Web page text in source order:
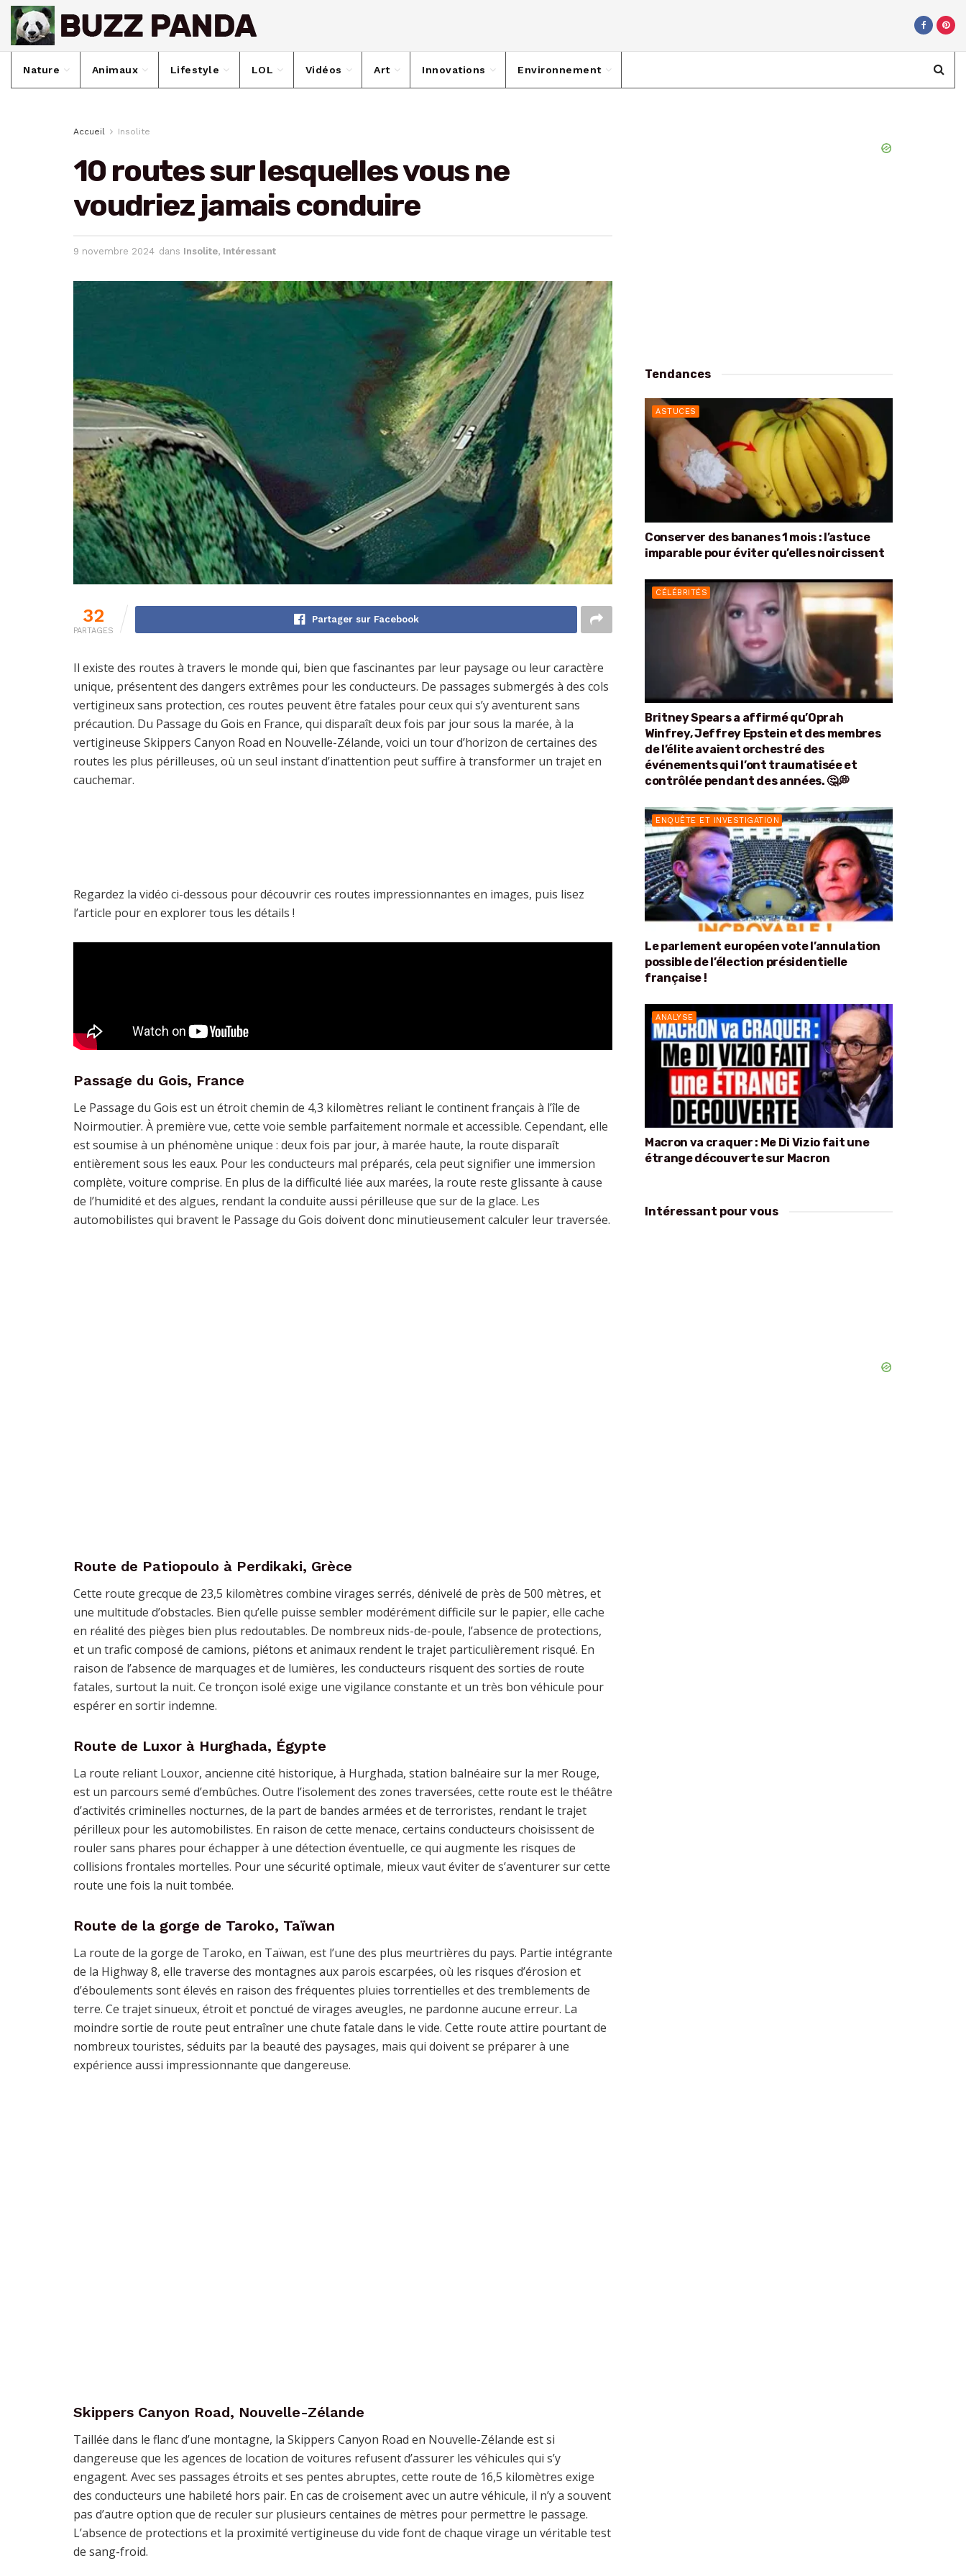
Nature Animaux Lifestyle LOL Vidéos Art Innovations Environnement
Accueil Insolite
10 routes sur lesquelles vous ne
voudriez jamais conduire
9 novembre 2024 dans Insolite, Intéressant
32
PARTAGES
Partager sur Facebook
Il existe des routes à travers le monde qui, bien que fascinantes par leur paysage ou leur caractère
unique, présentent des dangers extrêmes pour les conducteurs. De passages submergés à des cols
vertigineux sans protection, ces routes peuvent être fatales pour ceux qui s’y aventurent sans
précaution. Du Passage du Gois en France, qui disparaît deux fois par jour sous la marée, à la
vertigineuse Skippers Canyon Road en Nouvelle-Zélande, voici un tour d’horizon de certaines des
routes les plus périlleuses, où un seul instant d’inattention peut suffire à transformer un trajet en
cauchemar.
Regardez la vidéo ci-dessous pour découvrir ces routes impressionnantes en images, puis lisez
l’article pour en explorer tous les détails !
Passage du Gois, France
Le Passage du Gois est un étroit chemin de 4,3 kilomètres reliant le continent français à l’île de
Noirmoutier. À première vue, cette voie semble parfaitement normale et accessible. Cependant, elle
est soumise à un phénomène unique : deux fois par jour, à marée haute, la route disparaît
entièrement sous les eaux. Pour les conducteurs mal préparés, cela peut signifier une immersion
complète, voiture comprise. En plus de la difficulté liée aux marées, la route reste glissante à cause
de l’humidité et des algues, rendant la conduite aussi périlleuse que sur de la glace. Les
automobilistes qui bravent le Passage du Gois doivent donc minutieusement calculer leur traversée.
Route de Patiopoulo à Perdikaki, Grèce
Cette route grecque de 23,5 kilomètres combine virages serrés, dénivelé de près de 500 mètres, et
une multitude d’obstacles. Bien qu’elle puisse sembler modérément difficile sur le papier, elle cache
en réalité des pièges bien plus redoutables. De nombreux nids-de-poule, l’absence de protections,
et un trafic composé de camions, piétons et animaux rendent le trajet particulièrement risqué. En
raison de l’absence de marquages et de lumières, les conducteurs risquent des sorties de route
fatales, surtout la nuit. Ce tronçon isolé exige une vigilance constante et un très bon véhicule pour
espérer en sortir indemne.
Route de Luxor à Hurghada, Égypte
La route reliant Louxor, ancienne cité historique, à Hurghada, station balnéaire sur la mer Rouge,
est un parcours semé d’embûches. Outre l’isolement des zones traversées, cette route est le théâtre
d’activités criminelles nocturnes, de la part de bandes armées et de terroristes, rendant le trajet
périlleux pour les automobilistes. En raison de cette menace, certains conducteurs choisissent de
rouler sans phares pour échapper à une détection éventuelle, ce qui augmente les risques de
collisions frontales mortelles. Pour une sécurité optimale, mieux vaut éviter de s’aventurer sur cette
route une fois la nuit tombée.
Route de la gorge de Taroko, Taïwan
La route de la gorge de Taroko, en Taïwan, est l’une des plus meurtrières du pays. Partie intégrante
de la Highway 8, elle traverse des montagnes aux parois escarpées, où les risques d’érosion et
d’éboulements sont élevés en raison des fréquentes pluies torrentielles et des tremblements de
terre. Ce trajet sinueux, étroit et ponctué de virages aveugles, ne pardonne aucune erreur. La
moindre sortie de route peut entraîner une chute fatale dans le vide. Cette route attire pourtant de
nombreux touristes, séduits par la beauté des paysages, mais qui doivent se préparer à une
expérience aussi impressionnante que dangereuse.
Skippers Canyon Road, Nouvelle-Zélande
Taillée dans le flanc d’une montagne, la Skippers Canyon Road en Nouvelle-Zélande est si
dangereuse que les agences de location de voitures refusent d’assurer les véhicules qui s’y
engagent. Avec ses passages étroits et ses pentes abruptes, cette route de 16,5 kilomètres exige
des conducteurs une habileté hors pair. En cas de croisement avec un autre véhicule, il n’y a souvent
pas d’autre option que de reculer sur plusieurs centaines de mètres pour permettre le passage.
L’absence de protections et la proximité vertigineuse du vide font de chaque virage un véritable test
de sang-froid.
Tendances
ASTUCES
Conserver des bananes 1 mois : l’astuce
imparable pour éviter qu’elles noircissent
CÉLÉBRITÉS
Britney Spears a affirmé qu’Oprah
Winfrey, Jeffrey Epstein et des membres
de l’élite avaient orchestré des
événements qui l’ont traumatisée et
contrôlée pendant des années. 🤔💭
ENQUÊTE ET INVESTIGATION
Le parlement européen vote l’annulation
possible de l’élection présidentielle
française !
ANALYSE
Macron va craquer : Me Di Vizio fait une
étrange découverte sur Macron
Intéressant pour vous